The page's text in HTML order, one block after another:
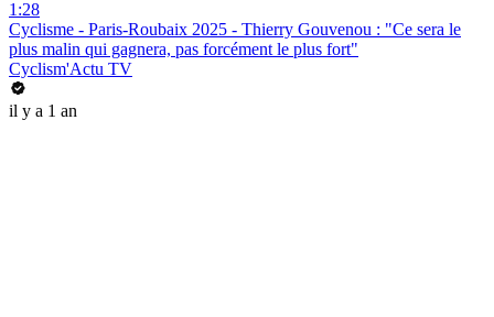
1:28
Cyclisme - Paris-Roubaix 2025 - Thierry Gouvenou : "Ce sera le
plus malin qui gagnera, pas forcément le plus fort"
Cyclism'Actu TV
il y a 1 an